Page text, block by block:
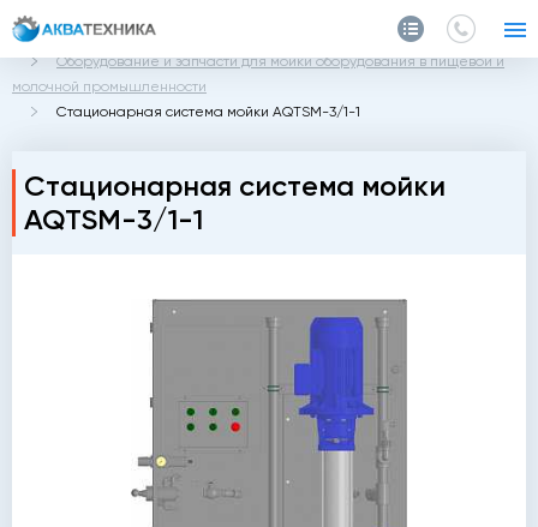
Главная
Каталог
Оборудование и запчасти для мойки оборудования в пищевой и
молочной промышленности
Стационарная система мойки AQTSM-3/1-1
Стационарная система мойки
AQTSM-3/1-1